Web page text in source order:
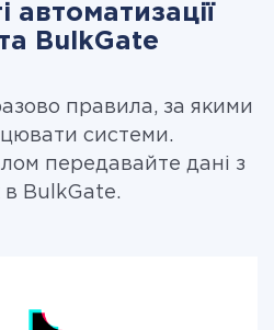
автоматизації
BulkGate
правила, за якими
системи.
передавайте дані з
в BulkGate.